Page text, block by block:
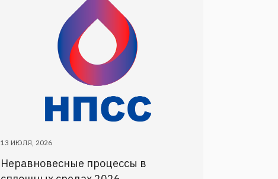
13 ИЮЛЯ, 2026
Неравновесные процессы в